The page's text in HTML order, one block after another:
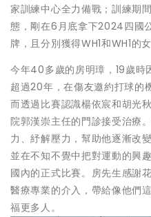
家訓練中心全力備戰；訓練期
態，剛在6月底拿下2024四國
牌，且分別獲得WH1和WH1的
今年40多歲的房明璋，19歲時
超過20年，在傷友邀約打球的
而透過比賽認識楊依宸和胡光
院郭漢崇主任的門診接受治療
力、紓解壓力，幫助他逐漸改
並在不知不覺中把對運動的興
國內的正式比賽。房先生感謝
醫療專業的介入，帶給像他們
福更多人。